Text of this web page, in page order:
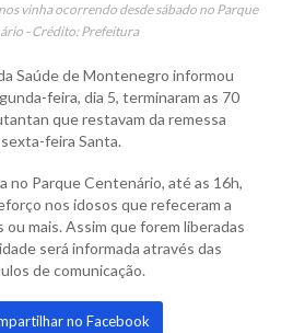
vinha ocorrendo desde sábado no Parque
- Crédito: Prefeitura
Saúde de Montenegro informou
feira, dia 5, terminaram as 70
que restavam da remessa
feira Santa.
no Parque Centenário, até as 16h,
nos idosos que refeceram a
ou mais. Assim que forem liberadas
será informada através das
de comunicação.
no Facebook